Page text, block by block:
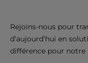
Rejoins-nous pour
d’aujourd’hui en
différence pour notre